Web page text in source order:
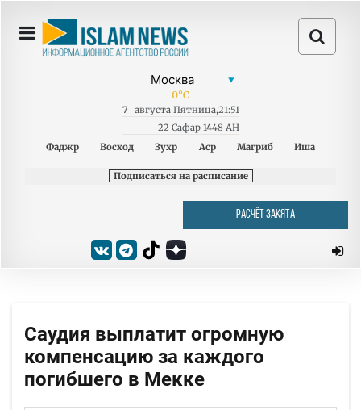
0°C
7 августа Пятница,21:51
22 Сафар 1448 AH
Фаджр
Восход Зухр Аср Магриб Иша
Подписаться на расписание
РАСЧЁТ ЗАКЯТА
Саудия выплатит огромную
компенсацию за каждого
погибшего в Мекке